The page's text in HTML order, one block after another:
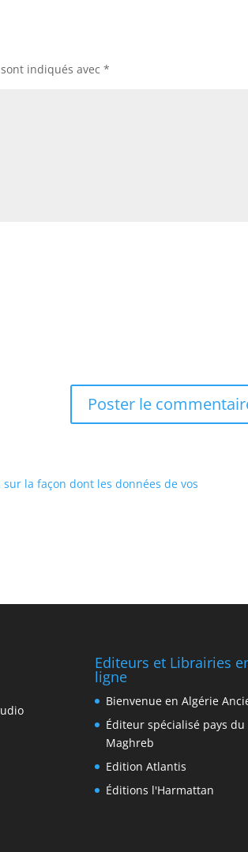
indiqués avec*
sur la façon dont les données de vos
Editeurs et Librairies
ligne
Bienvenue en Algérie
Éditeur spécialisé pays du
Maghreb
Edition Atlantis
Éditions l'Harmattan